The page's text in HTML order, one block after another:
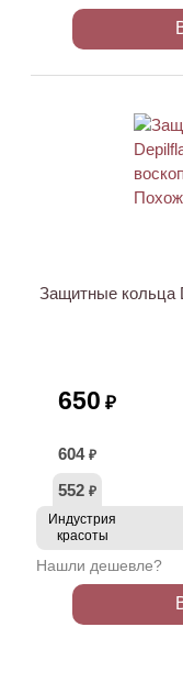
Защитные кольца
650 ₽
604 ₽
552 ₽
Индустрия
красоты
Нашли дешевле?